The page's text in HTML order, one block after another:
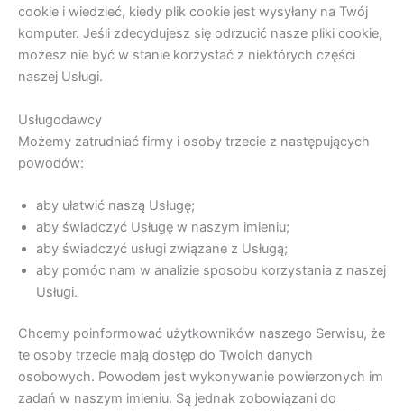
cookie i wiedzieć, kiedy plik cookie jest wysyłany na Twój
komputer. Jeśli zdecydujesz się odrzucić nasze pliki cookie,
możesz nie być w stanie korzystać z niektórych części
naszej Usługi.
Usługodawcy
Możemy zatrudniać firmy i osoby trzecie z następujących
powodów:
aby ułatwić naszą Usługę;
aby świadczyć Usługę w naszym imieniu;
aby świadczyć usługi związane z Usługą;
aby pomóc nam w analizie sposobu korzystania z naszej
Usługi.
Chcemy poinformować użytkowników naszego Serwisu, że
te osoby trzecie mają dostęp do Twoich danych
osobowych. Powodem jest wykonywanie powierzonych im
zadań w naszym imieniu. Są jednak zobowiązani do